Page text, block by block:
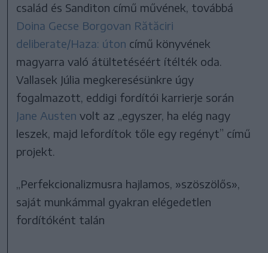
család és Sanditon című művének, továbbá
Doina Gecse Borgovan Rătăciri
deliberate/Haza: úton című könyvének
magyarra való átültetéséért ítélték oda.
Vallasek Júlia megkeresésünkre úgy
fogalmazott, eddigi fordítói karrierje során
Jane Austen volt az „egyszer, ha elég nagy
leszek, majd lefordítok tőle egy regényt” című
projekt.
„Perfekcionalizmusra hajlamos, »szöszölős»,
saját munkámmal gyakran elégedetlen
fordítóként talán